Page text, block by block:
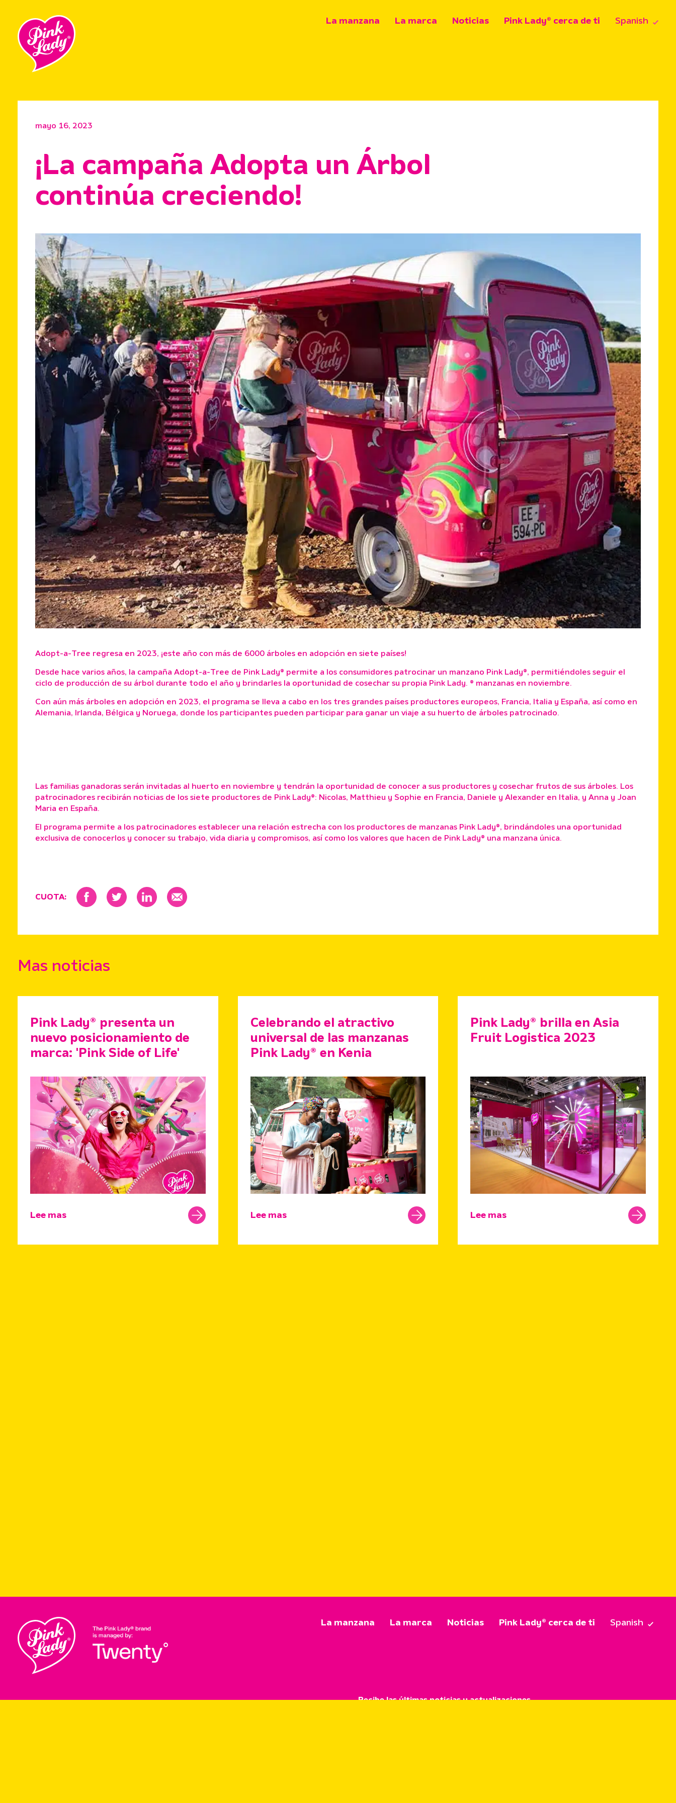
La manzana La marca Noticias Pink Lady® cerca de ti Spanish
mayo 16, 2023
¡La campaña Adopta un Árbol
continúa creciendo!
Adopt-a-Tree regresa en 2023, ¡este año con más de 6000 árboles en adopción en siete países!
Desde hace varios años, la campaña Adopt-a-Tree de Pink Lady® permite a los consumidores patrocinar un manzano Pink Lady®, permitiéndoles seguir el
ciclo de producción de su árbol durante todo el año y brindarles la oportunidad de cosechar su propia Pink Lady. ® manzanas en noviembre.
Con aún más árboles en adopción en 2023, el programa se lleva a cabo en los tres grandes países productores europeos, Francia, Italia y España, así como en
Alemania, Irlanda, Bélgica y Noruega, donde los participantes pueden participar para ganar un viaje a su huerto de árboles patrocinado.
Las familias ganadoras serán invitadas al huerto en noviembre y tendrán la oportunidad de conocer a sus productores y cosechar frutos de sus árboles. Los
patrocinadores recibirán noticias de los siete productores de Pink Lady®: Nicolas, Matthieu y Sophie en Francia, Daniele y Alexander en Italia, y Anna y Joan
Maria en España.
El programa permite a los patrocinadores establecer una relación estrecha con los productores de manzanas Pink Lady®, brindándoles una oportunidad
exclusiva de conocerlos y conocer su trabajo, vida diaria y compromisos, así como los valores que hacen de Pink Lady® una manzana única.
CUOTA:
Mas noticias
Pink Lady® presenta un
nuevo posicionamiento de
marca: 'Pink Side of Life'
Lee mas
Celebrando el atractivo
universal de las manzanas
Pink Lady® en Kenia
Lee mas
Pink Lady® brilla en Asia
Fruit Logistica 2023
Lee mas
La manzana La marca Noticias Pink Lady® cerca de ti Spanish
Recibe las últimas noticias y actualizaciones